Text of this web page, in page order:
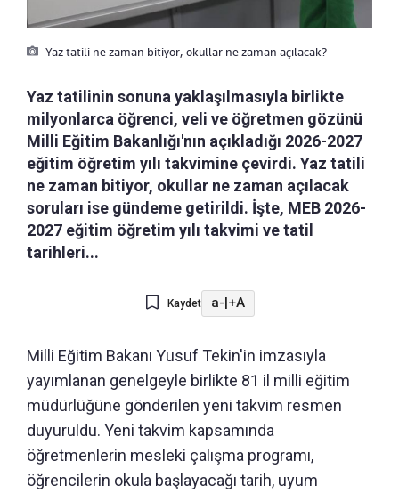
Yaz tatili ne zaman bitiyor, okullar ne zaman açılacak?
Yaz tatilinin sonuna yaklaşılmasıyla birlikte
milyonlarca öğrenci, veli ve öğretmen gözünü
Milli Eğitim Bakanlığı'nın açıkladığı 2026-2027
eğitim öğretim yılı takvimine çevirdi. Yaz tatili
ne zaman bitiyor, okullar ne zaman açılacak
soruları ise gündeme getirildi. İşte, MEB 2026-
2027 eğitim öğretim yılı takvimi ve tatil
tarihleri...
Kaydet a-|+A
Milli Eğitim Bakanı Yusuf Tekin'in imzasıyla
yayımlanan genelgeyle birlikte 81 il milli eğitim
müdürlüğüne gönderilen yeni takvim resmen
duyuruldu. Yeni takvim kapsamında
öğretmenlerin mesleki çalışma programı,
öğrencilerin okula başlayacağı tarih, uyum